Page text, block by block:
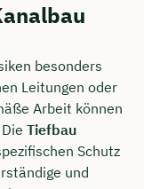
besonders
Leitungen oder
Arbeit können
Tiefbau
Schutz
und